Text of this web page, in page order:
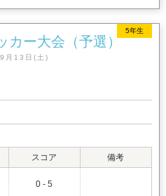
カー大会（予選）
月13日(土)
5年生
スコア 備考
0 - 5